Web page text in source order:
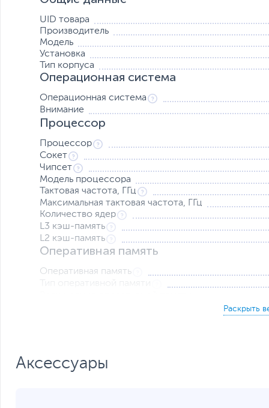
Эффективная вентиляция
Чтобы играть и работать всерьез,
уровне, а для этого требуется надлежащее
боковых панелях корпуса направляют воздух сквозь
видеокартой и блока питания с накопителями,
охлаждаются индивидуально.
Такое конструктивное решение способствует
Гбит/с и два порта USB 3.2 Gen2 Type-A, а для
UID товара
Производитель
Модель
Установка
Тип корпуса
Операционная система
Операционная система
Внимание
Процессор
Процессор
Сокет
Чипсет
Модель процессора
Тактовая частота, ГГц
Максимальная тактовая частота, ГГц
Количество ядер
L3 кэш-память
L2 кэш-память
Оперативная память
Оперативная память
Тип видеокарты
Аксессуары